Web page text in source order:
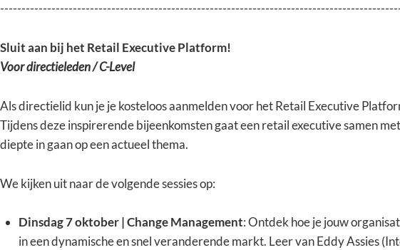
Sluit aan bij het Retail Executive Platform!
Voor directieleden / C-Level
Als directielid kun je je kosteloos aanmelden voor het Retail Executive
Tijdens deze inspirerende bijeenkomsten gaat een retail executive samen
diepte in gaan op een actueel thema.
We kijken uit naar de volgende sessies op:
Dinsdag 7 oktober | Change Management: Ontdek hoe je jouw
in een dynamische en snel veranderende markt. Leer van Eddy Assies